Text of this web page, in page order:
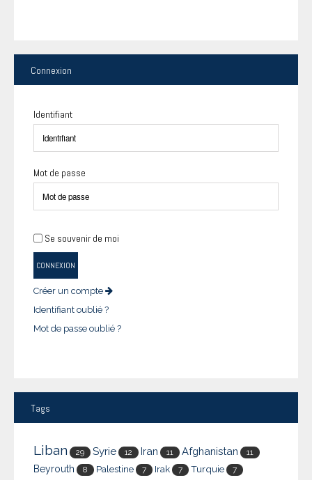
Connexion
Identifiant
Mot de passe
Se souvenir de moi
CONNEXION
Créer un compte
Identifiant oublié ?
Mot de passe oublié ?
Tags
Liban 29 Syrie 12 Iran 11 Afghanistan 11
Beyrouth 8 Palestine 7 Irak 7 Turquie 7